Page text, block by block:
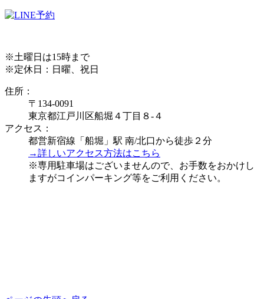
※土曜日は15時まで
※定休日：日曜、祝日
住所：
〒134-0091
東京都江戸川区船堀４丁目８-４
アクセス：
都営新宿線「船堀」駅 南/北口から徒歩２分
→詳しいアクセス方法はこちら
※専用駐車場はございませんので、お手数をおかけし
ますがコインパーキング等をご利用ください。